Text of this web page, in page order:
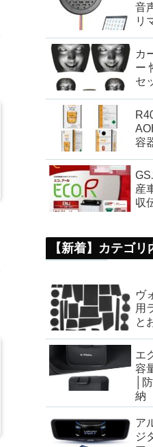
音
リ
カ
ー
セ
容
GS
産
収
【新着】カテゴリ
ヴ
用
と
エ
容
│
納
ア
ジ